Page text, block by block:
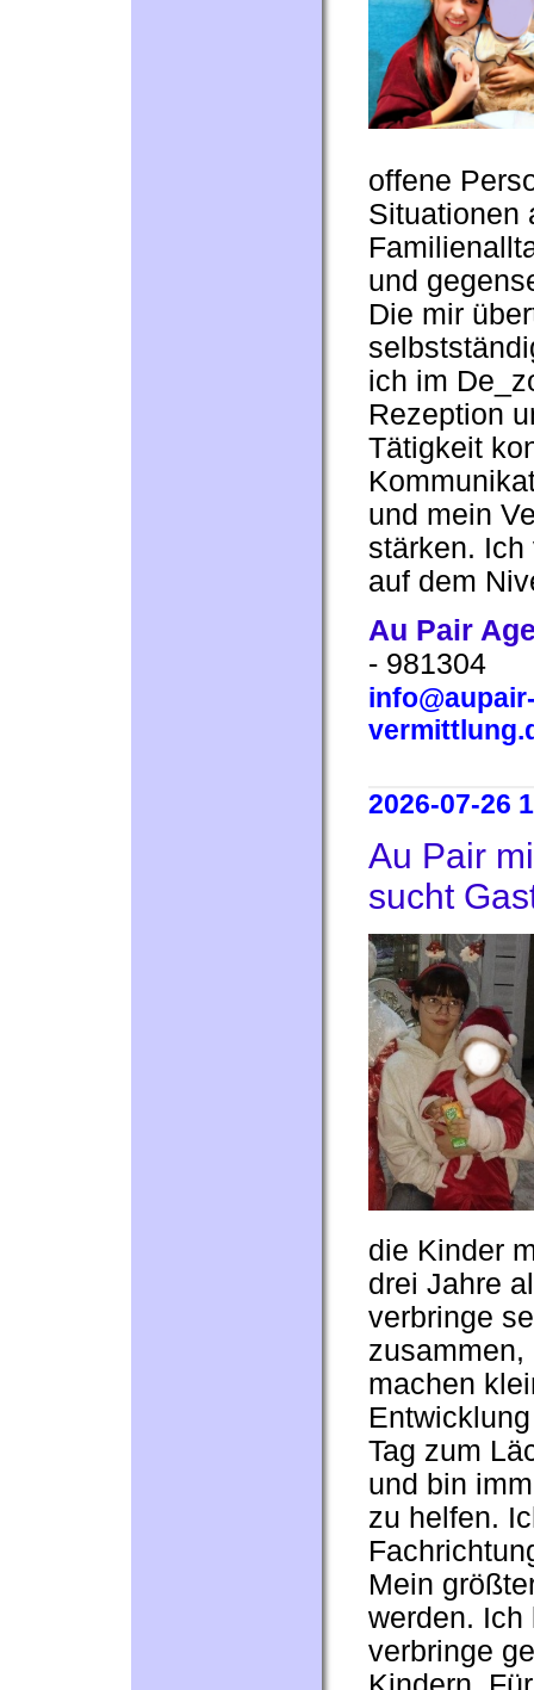
offene
Situationen
und
Die mir
ich im
Rezeption
Tätigkeit
und mein
stärken.
auf dem
Au Pair
- 981304
2026-07-26
Au Pair
sucht
die Kinder
drei Jahre
verbringe
zusammen,
machen
Tag zum
und bin
zu helfen.
Mein
werden. Ich
verbringe